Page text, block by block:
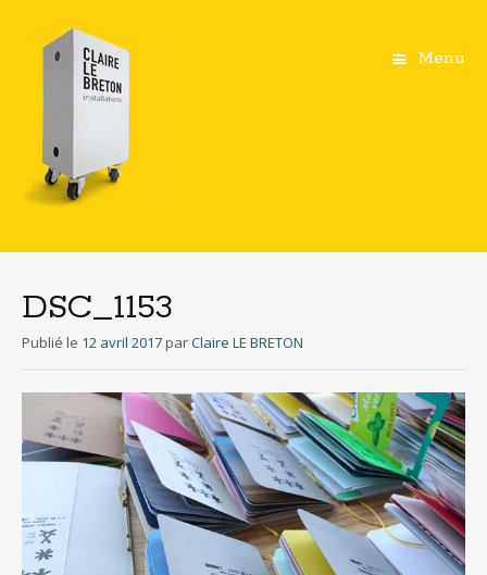
Menu
principal
DSC_1153
Publié le 12 avril 2017 parClaire LE BRETON